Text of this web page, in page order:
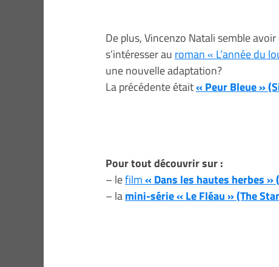
De plus, Vincenzo Natali semble
s’intéresser au roman « L’année du
une nouvelle adaptation?
La précédente était« Peur Bleue »
Pour tout découvrir sur :
– lefilm« Dans les hautes herbes »
– lamini-série « Le Fléau » (The